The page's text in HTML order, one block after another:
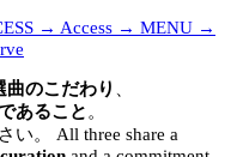
→ Access → MENU →
曲のこだわり
あること 。
い。
All three share a